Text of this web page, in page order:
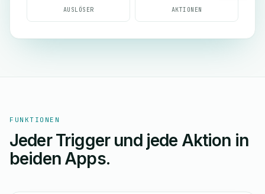
AUSLÖSER AKTIONEN
FUNKTIONEN
Jeder Trigger und jede Aktion in
beiden Apps.